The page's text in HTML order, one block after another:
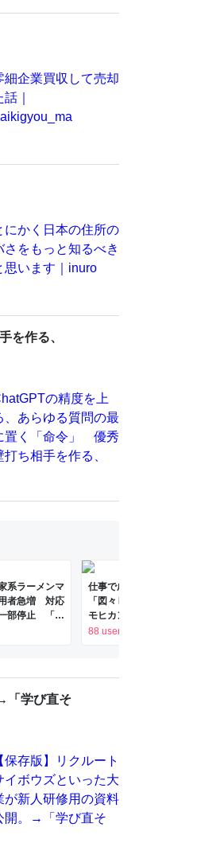
を作る、
系ラーメンマ
者急増 対応
部停止 「よ
ただけるアプ
仕事で成果を出すには
「図々しさ」が必要そう -
モヒカン技術ブログ
88 users
「学び直そ